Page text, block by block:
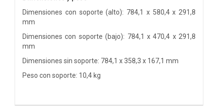
Dimensiones con soporte (alto): 784,1 x 580,4 x 291,8
mm
Dimensiones con soporte (bajo): 784,1 x 470,4 x 291,8
mm
Dimensiones sin soporte: 784,1 x 358,3 x 167,1 mm
Peso con soporte: 10,4 kg